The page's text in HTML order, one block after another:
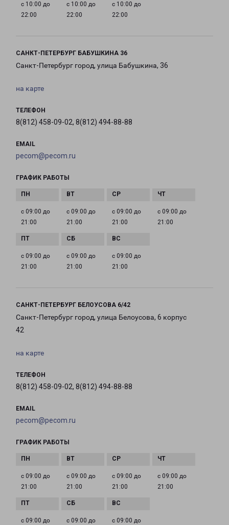
с 10:00 до
22:00
с 10:00 до
22:00
с 10:00 до
22:00
САНКТ-ПЕТЕРБУРГ БАБУШКИНА 36
Санкт-Петербург город, улица Бабушкина, 36
на карте
ТЕЛЕФОН
8(812) 458-09-02, 8(812) 494-88-88
EMAIL
pecom@pecom.ru
ГРАФИК РАБОТЫ
с 09:00 до
21:00
с 09:00 до
21:00
с 09:00 до
21:00
с 09:00 до
21:00
с 09:00 до
21:00
с 09:00 до
21:00
с 09:00 до
21:00
САНКТ-ПЕТЕРБУРГ БЕЛОУСОВА 6/42
Санкт-Петербург город, улица Белоусова, 6 корпус
42
на карте
ТЕЛЕФОН
8(812) 458-09-02, 8(812) 494-88-88
EMAIL
pecom@pecom.ru
ГРАФИК РАБОТЫ
с 09:00 до
21:00
с 09:00 до
21:00
с 09:00 до
21:00
с 09:00 до
21:00
с 09:00 до
с 09:00 до
с 09:00 до